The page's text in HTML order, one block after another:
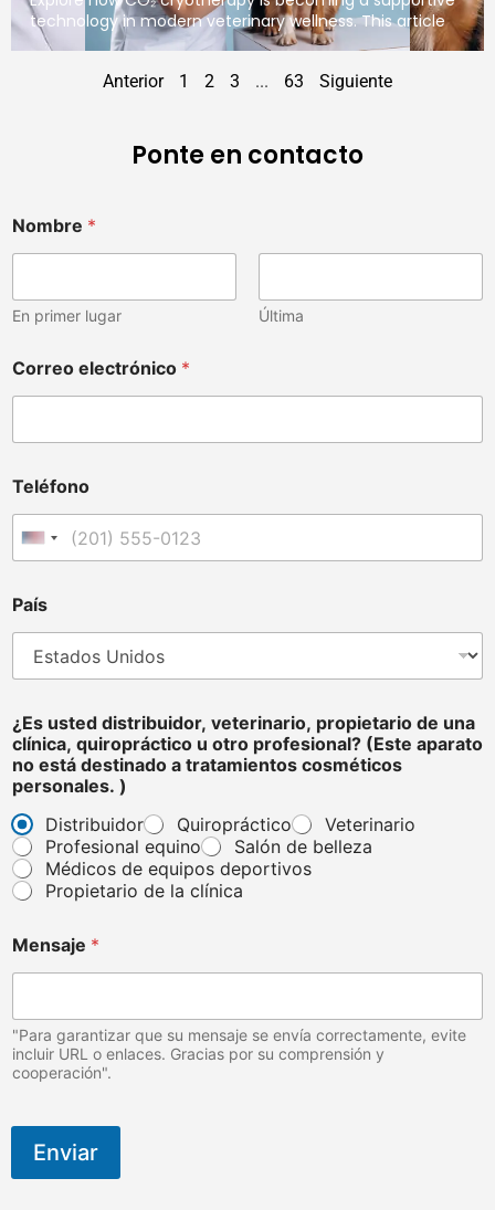
technology in modern veterinary wellness. This article
Anterior 1 2 3 ... 63 Siguiente
Ponte en contacto
Nombre *
En primer lugar Última
Correo electrónico *
Teléfono
Estados Unidos +1
País
¿Es usted distribuidor, veterinario, propietario de una
clínica, quiropráctico u otro profesional? (Este aparato
no está destinado a tratamientos cosméticos
personales. )
Distribuidor
Quiropráctico
Veterinario
Profesional equino
Salón de belleza
Médicos de equipos deportivos
Propietario de la clínica
t
r
d
i
s
t
i
Mensaje *
"Para garantizar que su mensaje se envía correctamente, evite
incluir URL o enlaces. Gracias por su comprensión y
cooperación".
Enviar